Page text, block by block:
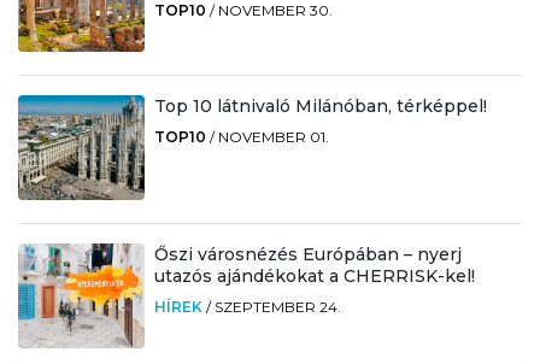
TOP10 / NOVEMBER 30.
Top 10 látnivaló Milánóban, térképpel!
TOP10 / NOVEMBER 01.
Őszi városnézés Európában – nyerj
utazós ajándékokat a CHERRISK-kel!
HÍREK / SZEPTEMBER 24.